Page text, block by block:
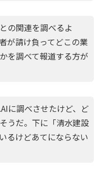
の関連を調べるよ
が請け負ってどこの業
を調べて報道する方が
に調べさせたけど、ど
うだ。下に「清水建設
るけどあてにならない